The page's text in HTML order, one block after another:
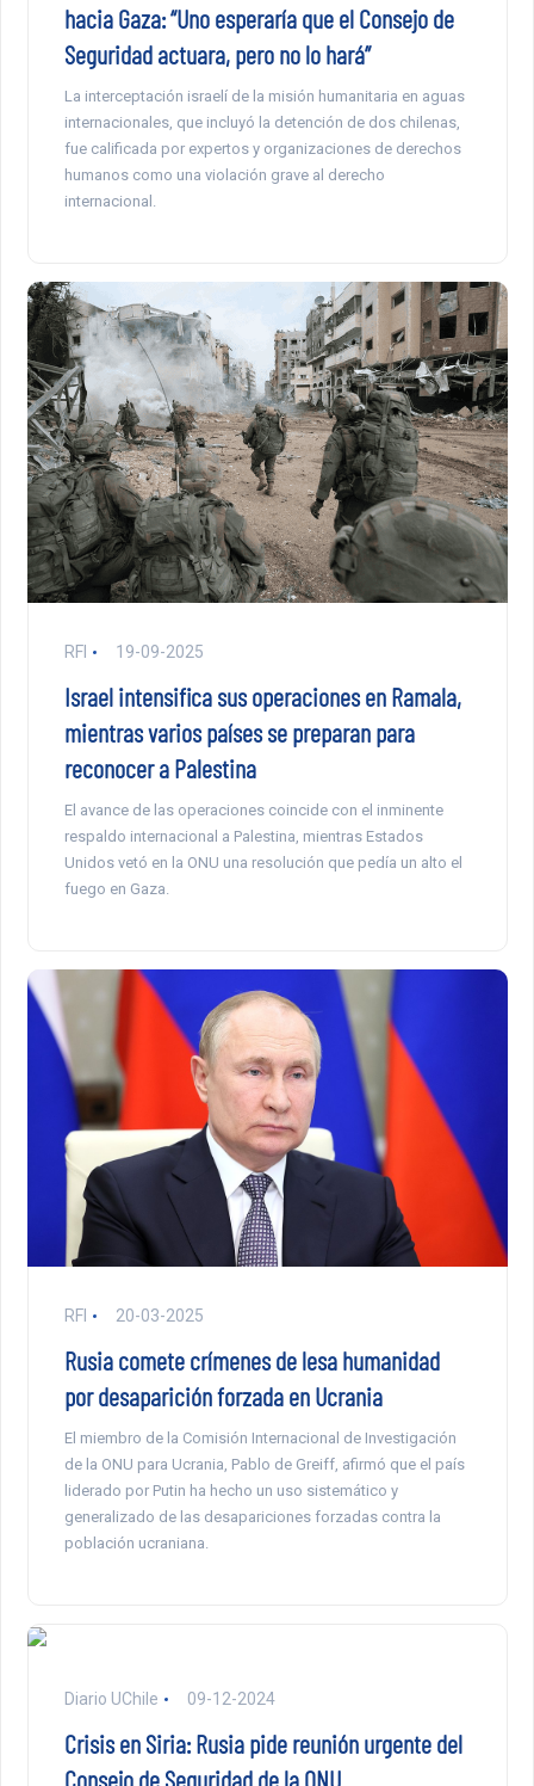
hacia Gaza: “Uno esperaría que el Consejo de
Seguridad actuara, pero no lo hará”
La interceptación israelí de la misión humanitaria en aguas
internacionales, que incluyó la detención de dos chilenas,
fue calificada por expertos y organizaciones de derechos
humanos como una violación grave al derecho
internacional.
RFI 19-09-2025
Israel intensifica sus operaciones en Ramala,
mientras varios países se preparan para
reconocer a Palestina
El avance de las operaciones coincide con el inminente
respaldo internacional a Palestina, mientras Estados
Unidos vetó en la ONU una resolución que pedía un alto el
fuego en Gaza.
RFI 20-03-2025
Rusia comete crímenes de lesa humanidad
por desaparición forzada en Ucrania
El miembro de la Comisión Internacional de Investigación
de la ONU para Ucrania, Pablo de Greiff, afirmó que el país
liderado por Putin ha hecho un uso sistemático y
generalizado de las desapariciones forzadas contra la
población ucraniana.
Diario UChile 09-12-2024
Crisis en Siria: Rusia pide reunión urgente del
Consejo de Seguridad de la ONU